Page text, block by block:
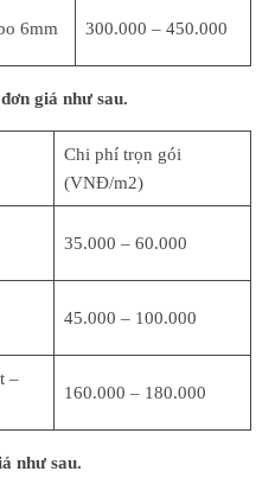
6mm 300.000 – 450.000
giá như sau.
Chi phí trọn gói
(VNĐ/m2)
35.000 – 60.000
45.000 – 100.000
–
160.000 – 180.000
như sau.